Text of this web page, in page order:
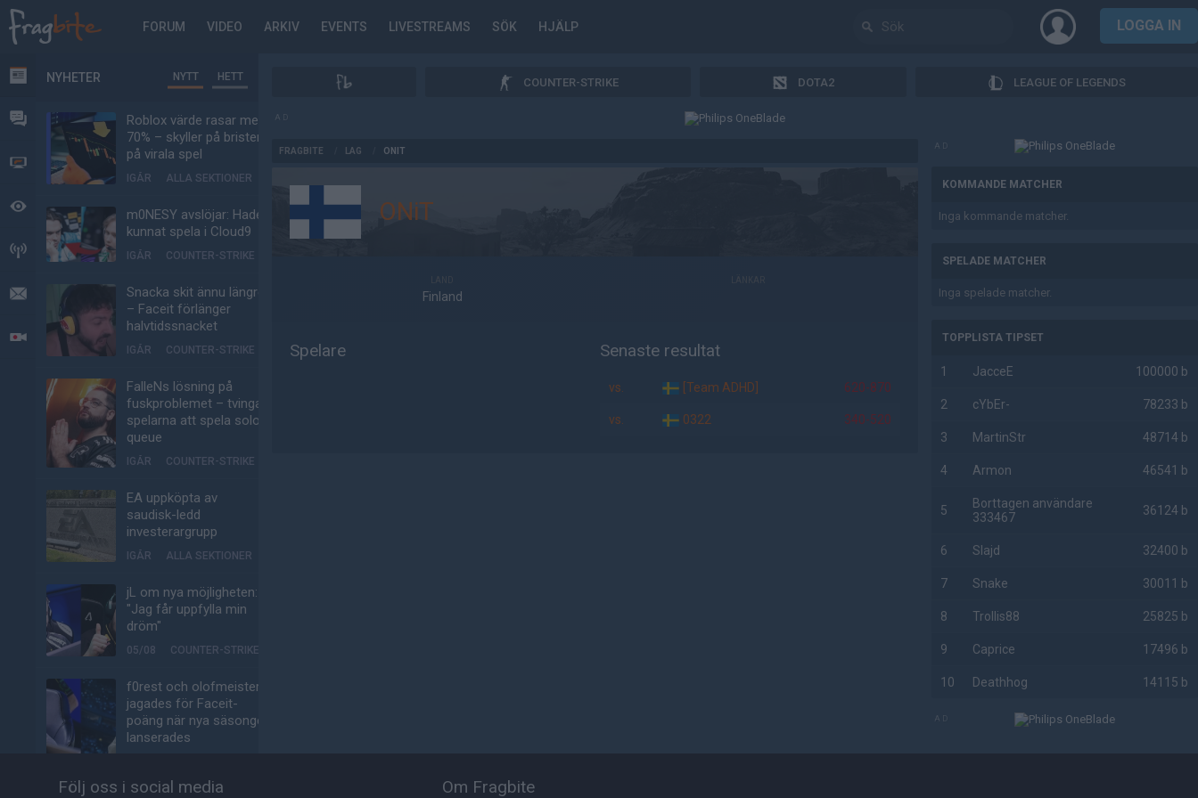
FORUM VIDEO ARKIV EVENTS LIVESTREAMS SÖK HJÄLP LOGGA IN
NYHETER
FORUM
VIDEO
BEVAKAT
HÄNDELSER
MEDDELANDEN
LIVESÄNDNINGAR
NYHETER NYTT HETT
Roblox värde rasar med
70% – skyller på bristen
på virala spel
IGÅR ALLA SEKTIONER
m0NESY avslöjar: Hade
kunnat spela i Cloud9
IGÅR COUNTER-STRIKE
Snacka skit ännu längre
– Faceit förlänger
halvtidssnacket
IGÅR COUNTER-STRIKE
FalleNs lösning på
fuskproblemet – tvinga
spelarna att spela solo-
queue
IGÅR COUNTER-STRIKE
EA uppköpta av
saudisk-ledd
investerargrupp
IGÅR ALLA SEKTIONER
jL om nya möjligheten:
"Jag får uppfylla min
dröm"
05/08 COUNTER-STRIKE
f0rest och olofmeister
jagades för Faceit-
poäng när nya säsongen
lanserades
COUNTER-STRIKE DOTA2 LEAGUE OF LEGENDS
AD
FRAGBITE LAG ONIT
ONiT
Finland
Spelare Senaste resultat
vs. [Team ADHD] 620-870
vs. 0322 340-520
AD
KOMMANDE MATCHER
Inga kommande matcher.
SPELADE MATCHER
Inga spelade matcher.
TOPPLISTA TIPSET
1 JacceE 100000 b
2 cYbEr- 78233 b
3 MartinStr 48714 b
4 Armon 46541 b
5
Borttagen användare
333467
36124 b
6 Slajd 32400 b
7 Snake 30011 b
8 Trollis88 25825 b
9 Caprice 17496 b
10 Deathhog 14115 b
AD
Följ oss i social media Om Fragbite